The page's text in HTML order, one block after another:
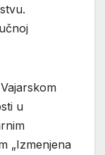
u
„Izmenjena